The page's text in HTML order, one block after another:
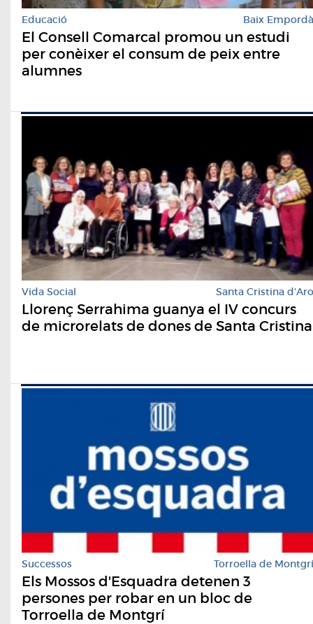
Educació Baix Empordà
El Consell Comarcal promou un estudi
per conèixer el consum de peix entre
alumnes
Vida Social Santa Cristina d'Aro
Llorenç Serrahima guanya el IV concurs
de microrelats de dones de Santa Cristina
Successos Torroella de Montgrí
Els Mossos d'Esquadra detenen 3
persones per robar en un bloc de
Torroella de Montgrí